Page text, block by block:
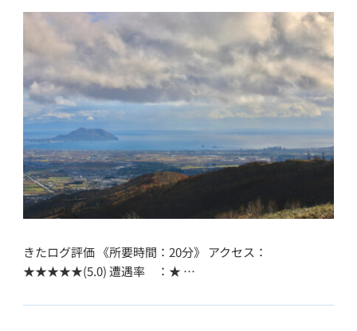
きたログ評価 《所要時間：20分》 アクセス：
★★★★★(5.0) 遭遇率 ：★ …